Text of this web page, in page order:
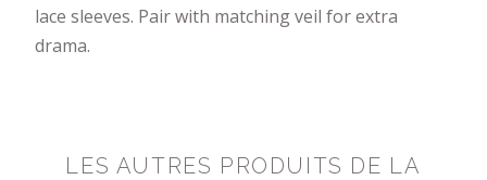
lace sleeves. Pair with matching veil for extra
drama.
LES AUTRES PRODUITS DE LA